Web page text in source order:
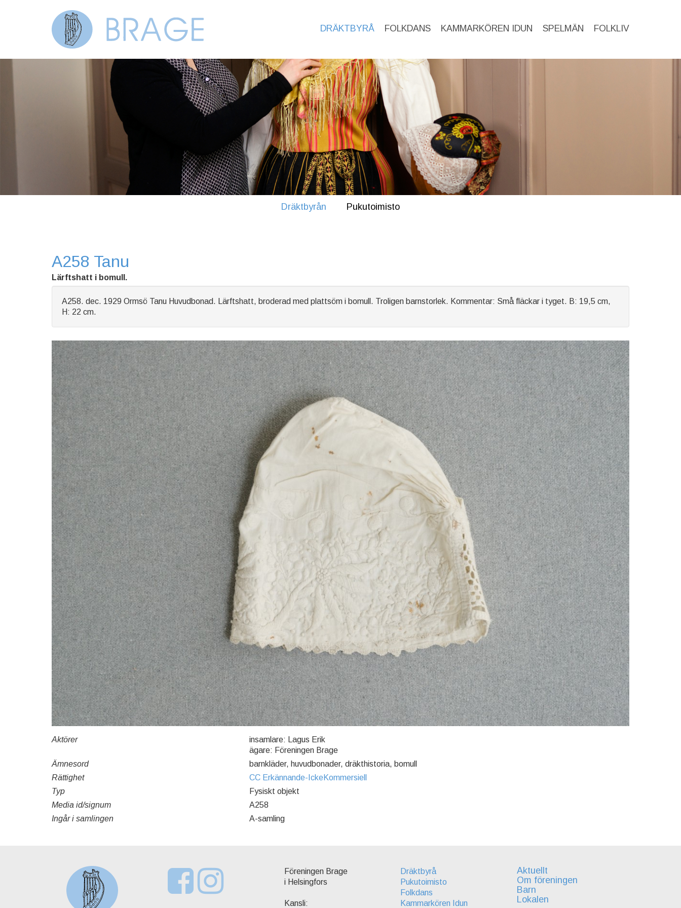
DRÄKTBYRÅ FOLKDANS KAMMARKÖREN IDUN SPELMÄN FOLKLIV
Dräktbyrån Pukutoimisto
A258 Tanu
Lärftshatt i bomull.
A258. dec. 1929 Ormsö Tanu Huvudbonad. Lärftshatt, broderad med plattsöm i bomull. Troligen barnstorlek. Kommentar: Små fläckar i tyget. B: 19,5 cm,
H: 22 cm.
Aktörer
insamlare: Lagus Erik
ägare: Föreningen Brage
Ämnesord
barnkläder, huvudbonader, dräkthistoria, bomull
Rättighet
CC Erkännande-IckeKommersiell
Typ
Fysiskt objekt
Media id/signum
A258
Ingår i samlingen
A-samling
Föreningen Brage
i Helsingfors
Kansli:
Dräktbyrå
Pukutoimisto
Folkdans
Kammarkören Idun
Aktuellt
Om föreningen
Barn
Lokalen